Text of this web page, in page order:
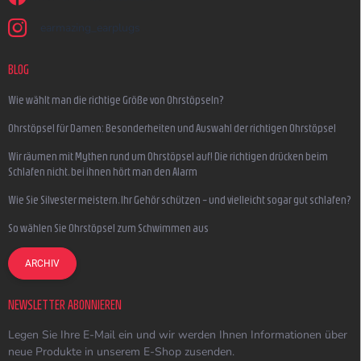
earmazing_earplugs
BLOG
Wie wählt man die richtige Größe von Ohrstöpseln?
Ohrstöpsel für Damen: Besonderheiten und Auswahl der richtigen Ohrstöpsel
Wir räumen mit Mythen rund um Ohrstöpsel auf! Die richtigen drücken beim
Schlafen nicht, bei ihnen hört man den Alarm
Wie Sie Silvester meistern, Ihr Gehör schützen – und vielleicht sogar gut schlafen?
So wählen Sie Ohrstöpsel zum Schwimmen aus
ARCHIV
NEWSLETTER ABONNIEREN
Legen Sie Ihre E-Mail ein und wir werden Ihnen Informationen über
neue Produkte in unserem E-Shop zusenden.